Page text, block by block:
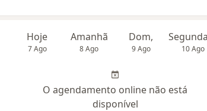
Hoje
7 Ago
Amanhã
8 Ago
Dom,
9 Ago 10 Ago
O agendamento online não está
disponível